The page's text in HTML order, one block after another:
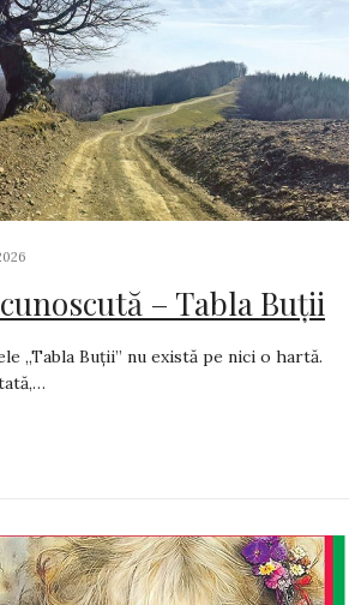
– Tabla Buții
„Tabla Buții” nu există pe nici o hartă.